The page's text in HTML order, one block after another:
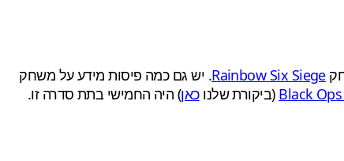
Rainbow Six Siege. יש גם כמה פיסות מידע על משחק
Black (ביקורת שלנוכאן) היה החמישי בתת סדרה זו.